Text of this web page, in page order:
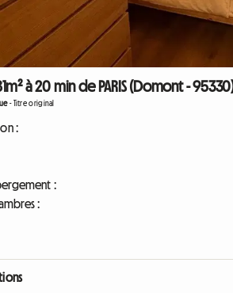
à 20 min de PARIS (Domont -
-Titre original
:
:
: